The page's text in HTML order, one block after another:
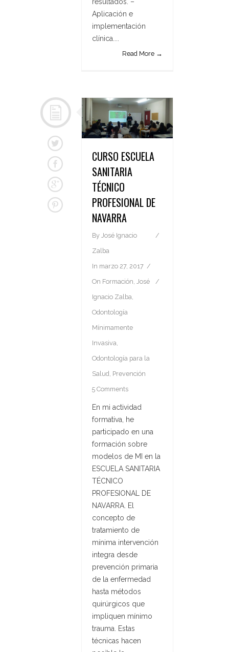
resultados. –
Aplicación e
implementación
clínica....
Read More →
CURSO ESCUELA
SANITARIA
TÉCNICO
PROFESIONAL DE
NAVARRA
By José Ignacio
Zalba
In marzo 27, 2017
On Formación
José
Ignacio Zalba
Odontología
Mínimamente
Invasiva
Odontología para la
Salud Prevención
5 Comments
En mi actividad
formativa, he
participado en una
formación sobre
modelos de MI en la
ESCUELA SANITARIA
TÉCNICO
PROFESIONAL DE
NAVARRA. El
concepto de
tratamiento de
mínima intervención
integra desde
prevención primaria
de la enfermedad
hasta métodos
quirúrgicos que
impliquen mínimo
trauma. Estas
técnicas hacen